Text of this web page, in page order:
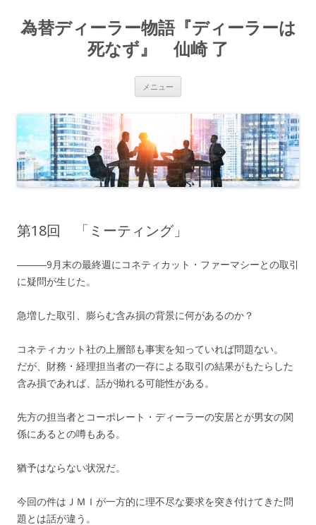
為替ディーラー物語『ディーラーは
死なず』 仙崎 了
メニュー
ン
へ
ス
キ
ッ
プ
第18回 「ミーティング」
―――9月末の最終週にコネティカット・ファーマシーとの取引
に疑問が生じた。
急増した取引、膨らむ含み損の背景に何があるのか？
コネティカット社の上層部も事実を知っていれば問題ない。
だが、財務・経理担当者の一存による取引の結果がもたらした
含み損であれば、話が拗れる可能性がある。
先方の担当者とコーポレート・ディーラーの安居とが男女の関
係にあるとの噂もある。
猶予はならない状況だ。
今回の件はＪＭＩが一方的に理不尽な要求を突き付けてきた問
題とは話が違う。